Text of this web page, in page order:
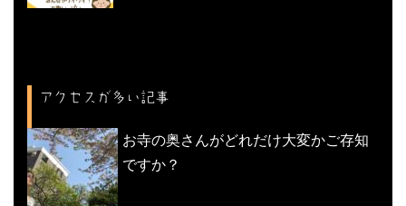
アクセスが多い記事
お寺の奥さんがどれだけ大変かご存知
ですか？